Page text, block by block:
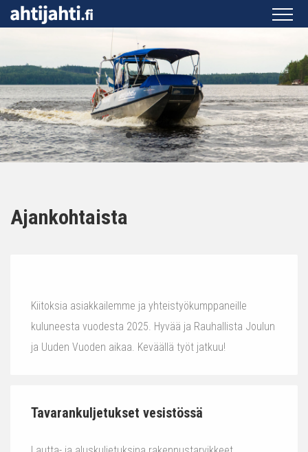
Ajankohtaista
Kiitoksia asiakkailemme ja yhteistyökumppaneille
kuluneesta vuodesta 2025. Hyvää ja Rauhallista Joulun
ja Uuden Vuoden aikaa. Keväällä työt jatkuu!
Tavarankuljetukset vesistössä